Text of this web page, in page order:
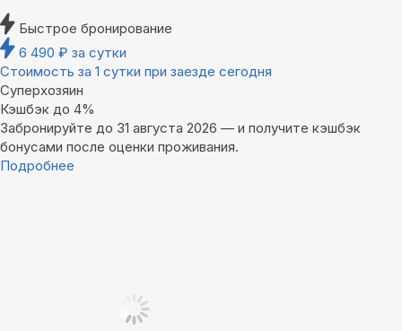
Быстрое бронирование
6 490 ₽ за сутки
Стоимость за 1 сутки при заезде сегодня
Суперхозяин
Кэшбэк до 4%
Забронируйте до 31 августа 2026 — и получите кэшбэк
бонусами после оценки проживания.
Подробнее